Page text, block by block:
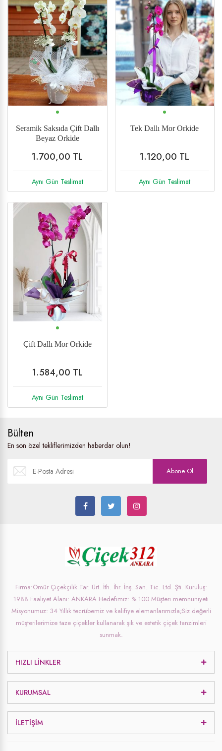
Seramik Saksıda Çift Dallı
Beyaz Orkide
1.700,00 TL
Aynı Gün Teslimat
Tek Dallı Mor Orkide
1.120,00 TL
Aynı Gün Teslimat
%21 İndirim Yeni
Çift Dallı Mor Orkide
1.584,00 TL
Aynı Gün Teslimat
Bülten
En son özel tekliflerimizden haberdar olun!
Abone Ol
Firma:Ömür Çiçekçilik Tar. Ürt. İth. İhr. İnş. San. Tic. Ltd. Şti. Kuruluş:
1988 Faaliyet Alanı: ANKARA Hedefimiz: % 100 Müşteri memnuniyeti
Misyonumuz: 34 Yıllık tecrübemiz ve kalifiye elemanlarımızla;Siz değerli
müşterilerimize taze çiçekler kullanarak şık ve estetik çiçek tanzimleri
sunmak.
HIZLI LINKLER
KURUMSAL
İLETIŞIM